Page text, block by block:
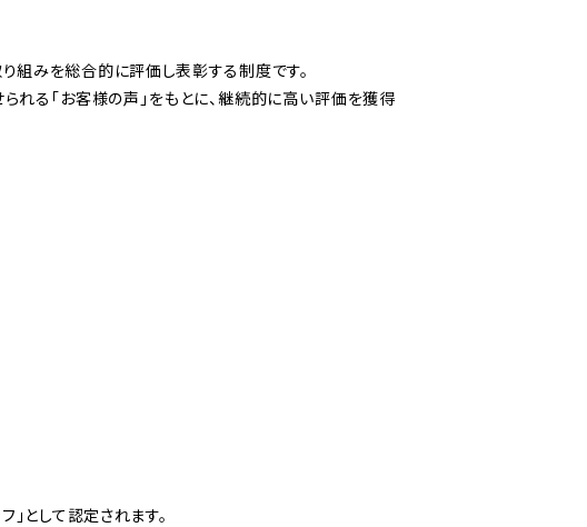
組みを総合的に評価し表彰する制度です。
れる「お客様の声」をもとに、継続的に高い評価を獲得
として認定されます。